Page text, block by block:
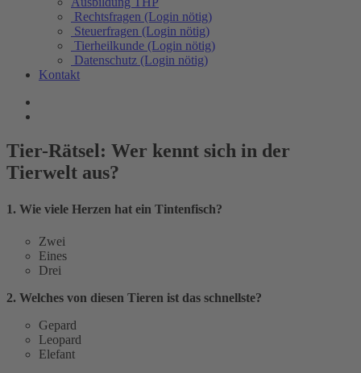
Rechtsfragen (Login nötig)
Steuerfragen (Login nötig)
Tierheilkunde (Login nötig)
Datenschutz (Login nötig)
Kontakt
Tier-Rätsel: Wer kennt sich in der
Tierwelt aus?
1. Wie viele Herzen hat ein Tintenfisch? 
Zwei
Eines
Drei
2. Welches von diesen Tieren ist das schnellste?
Gepard
Leopard
Elefant